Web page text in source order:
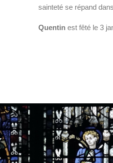
sainteté se répand
Quentin est fêté le 3